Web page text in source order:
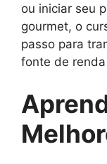
ou iniciar seu
gourmet, o
passo para
fonte de